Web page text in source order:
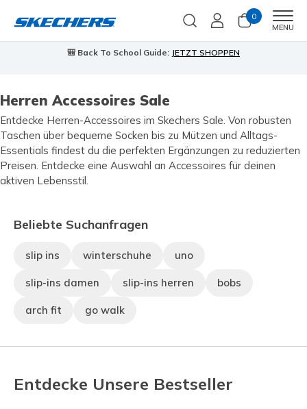
0
MENU
🎒 Back To School Guide: JETZT SHOPPEN
Herren Accessoires Sale
Entdecke Herren-Accessoires im Skechers Sale. Von robusten
Taschen über bequeme Socken bis zu Mützen und Alltags-
Essentials findest du die perfekten Ergänzungen zu reduzierten
Preisen. Entdecke eine Auswahl an Accessoires für deinen
aktiven Lebensstil.
Beliebte Suchanfragen
slip ins winterschuhe uno
slip-ins damen slip-ins herren bobs
arch fit go walk
Entdecke Unsere Bestseller